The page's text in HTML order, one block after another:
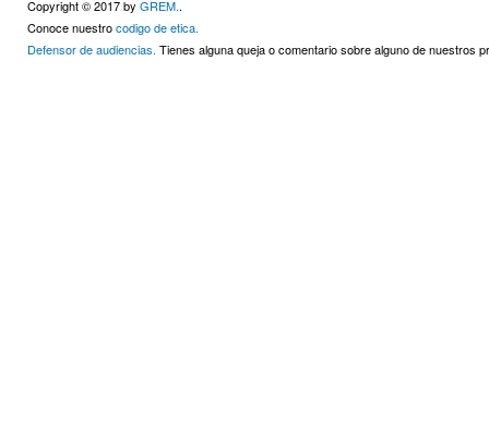
Copyright © 2017 by GREM..
Conoce nuestrocodigo de etica.
Defensor de audiencias. Tienes alguna queja o comentario sobre alguno de nuestros